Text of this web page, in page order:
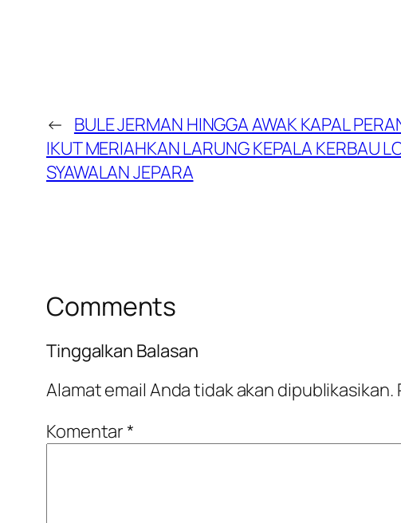
← BULE JERMAN HINGGA AWAK KAPAL
IKUT MERIAHKAN LARUNG KEPALA KERBAU
SYAWALAN JEPARA
Comments
Tinggalkan Balasan
Alamat email Anda tidak akan dipublikasikan.
Komentar*